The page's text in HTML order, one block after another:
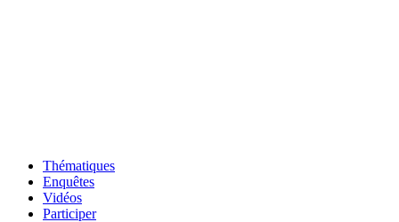
Thématiques
Enquêtes
Vidéos
Participer